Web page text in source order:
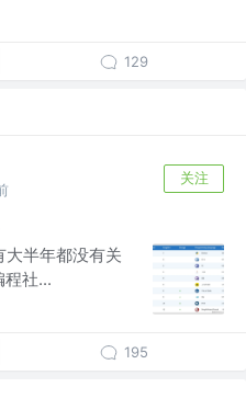
129
关注
半年都没有关
程社...
195